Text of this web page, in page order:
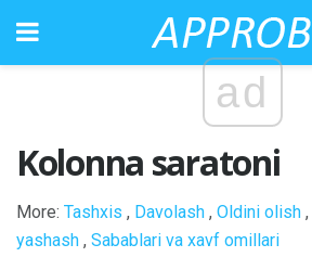
ad
Kolonna saratoni
More: Tashxis , Davolash , Oldini olish ,
yashash , Sabablari va xavf omillari